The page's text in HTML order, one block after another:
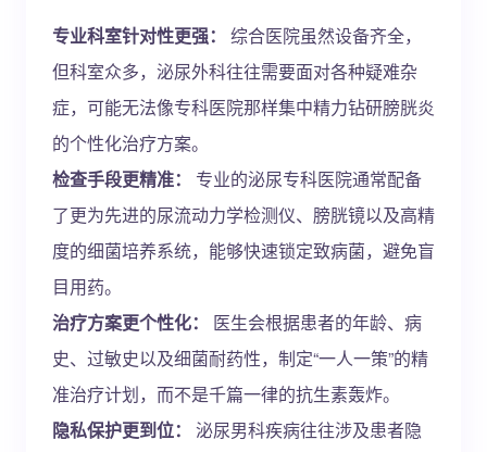
专业科室针对性更强：
综合医院虽然设备齐全，
但科室众多，泌尿外科往往需要面对各种疑难杂
症，可能无法像专科医院那样集中精力钻研膀胱炎
的个性化治疗方案。
检查手段更精准：
专业的泌尿专科医院通常配备
了更为先进的尿流动力学检测仪、膀胱镜以及高精
度的细菌培养系统，能够快速锁定致病菌，避免盲
目用药。
治疗方案更个性化：
医生会根据患者的年龄、病
史、过敏史以及细菌耐药性，制定“一人一策”的精
准治疗计划，而不是千篇一律的抗生素轰炸。
隐私保护更到位：
泌尿男科疾病往往涉及患者隐